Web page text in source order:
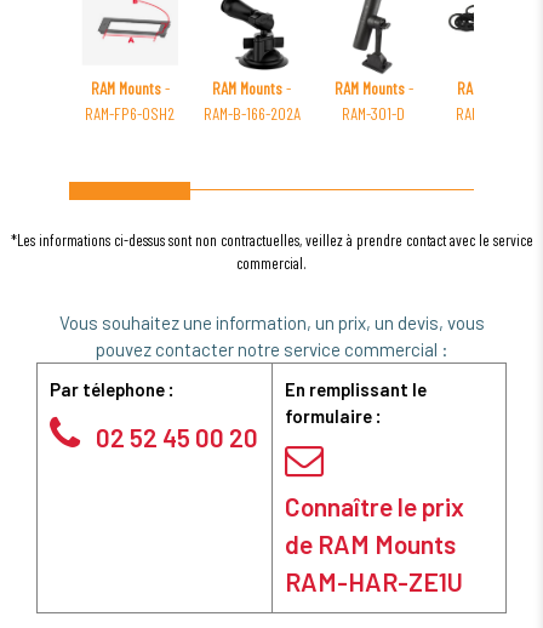
RAM Mounts-
RAM-FP6-OSH2
RAM Mounts-
RAM-B-166-202A
RAM Mounts-
RAM-301-D
RAM Mounts
RAM-CIG-F-10
*Les informations ci-dessus sont non contractuelles, veillez à prendre contact avec le service
commercial.
Vous souhaitez une information, un prix, un devis, vous
pouvez contacter notre service commercial :
Par télephone :
02 52 45 00 20
En remplissant le
formulaire :
Connaître le prix
de RAM Mounts
RAM-HAR-ZE1U